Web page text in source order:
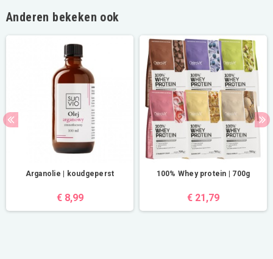
Anderen bekeken ook
Arganolie | koudgeperst
€ 8,99
100% Whey protein | 700g
€ 21,79